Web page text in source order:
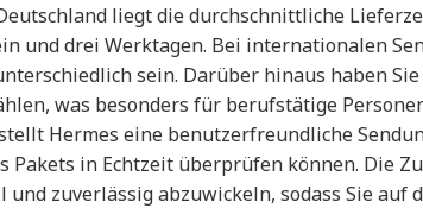
liegt die durchschnittliche
und drei Werktagen. Bei internationalen
sein. Darüber hinaus haben
was besonders für berufstätige
Hermes eine benutzerfreundliche
Pakets in Echtzeit überprüfen können. Die
zuverlässig abzuwickeln, sodass Sie auf